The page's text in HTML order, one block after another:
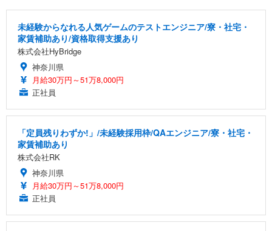
未経験からなれる人気ゲームのテストエンジニア/寮・社宅・
家賃補助あり/資格取得支援あり
株式会社HyBridge
神奈川県
月給30万円～51万8,000円
正社員
「定員残りわずか!」/未経験採用枠/QAエンジニア/寮・社宅・
家賃補助あり
株式会社RK
神奈川県
月給30万円～51万8,000円
正社員